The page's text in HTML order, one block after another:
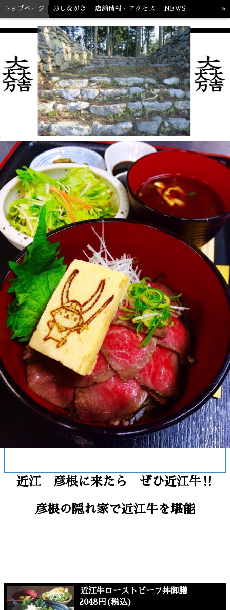
トップページ おしながき 店舗情報・アクセス NEWS
食べ歩き
»
近江 彦根に来たら ぜひ近江牛‼
彦根の隠れ家で近江牛を堪能
近江牛ローストビーフ丼御膳
2048円(税込)